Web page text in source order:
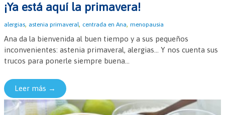
¡Ya está aquí la primavera!
alergias, astenia primaveral, centrada en Ana, menopausia
Ana da la bienvenida al buen tiempo y a sus pequeños
inconvenientes: astenia primaveral, alergias... Y nos cuenta sus
trucos para ponerle siempre buena...
Leer más →